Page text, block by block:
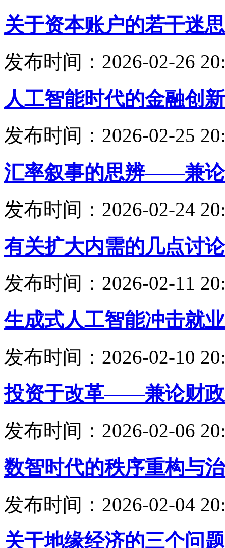
关于资本账户的若干迷思
发布时间：2026-02-26
人工智能时代的金融创
发布时间：2026-02-25
汇率叙事的思辨——兼
发布时间：2026-02-24
有关扩大内需的几点讨论
发布时间：2026-02-11
生成式人工智能冲击就
发布时间：2026-02-10
投资于改革——兼论财
发布时间：2026-02-06
数智时代的秩序重构与
发布时间：2026-02-04
关于地缘经济的三个问题